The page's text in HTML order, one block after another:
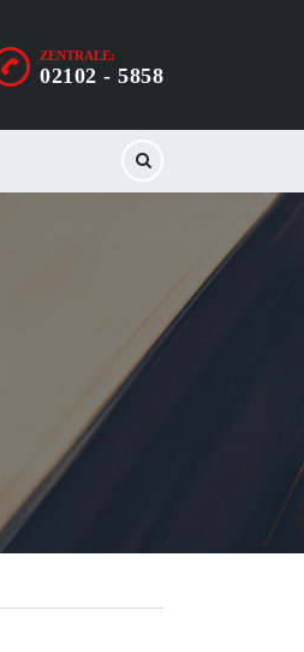
ZENTRALE:
02102 - 5858